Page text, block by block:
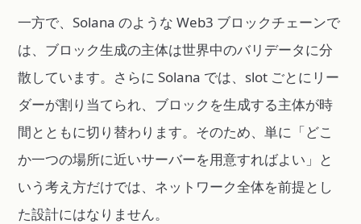
一方で、Solana のような Web3 ブロックチェーンで
は、ブロック生成の主体は世界中のバリデータに分
散しています。さらに Solana では、slot ごとにリー
ダーが割り当てられ、ブロックを生成する主体が時
間とともに切り替わります。そのため、単に「どこ
か一つの場所に近いサーバーを用意すればよい」と
いう考え方だけでは、ネットワーク全体を前提とし
た設計にはなりません。